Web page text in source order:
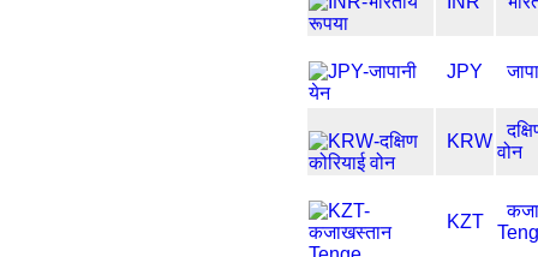
JPY
KRW
वोन
KZT